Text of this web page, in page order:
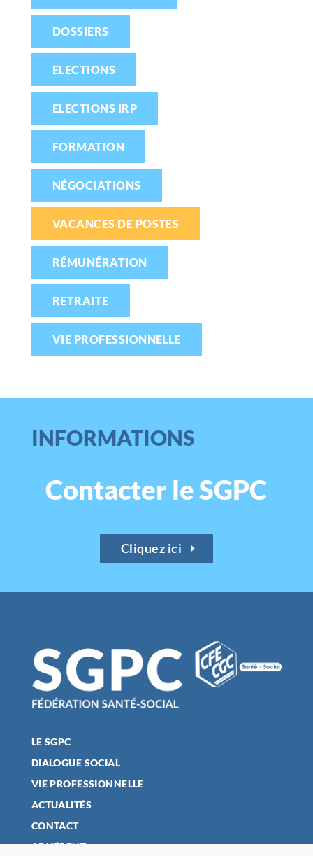
DOSSIERS
ELECTIONS
ELECTIONS IRP
FORMATION
NÉGOCIATIONS
VACANCES DE POSTES
RÉMUNÉRATION
RETRAITE
VIE PROFESSIONNELLE
INFORMATIONS
Contacter le SGPC
Cliquez ici
LE SGPC
DIALOGUE SOCIAL
VIE PROFESSIONNELLE
ACTUALITÉS
CONTACT
ADHÉRENT